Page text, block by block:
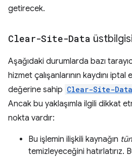
getirecek.
Clear-Site-Data
Aşağıdaki durumlarda bazı
hizmet çalışanlarının kaydını iptal
değerine sahip Clear-Site-Data
Ancak bu yaklaşımla ilgili dikkat
nokta vardır:
Bu işlemin ilişkili kaynağın
temizleyeceğini hatırlatırız.